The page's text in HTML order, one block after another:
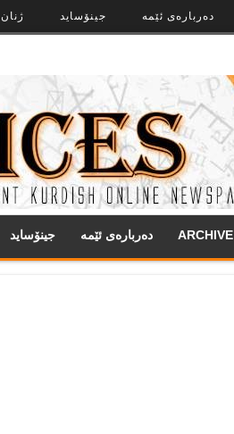
ژنان جینۆساید ده‌رباره‌ی ئێمه
جینۆساید ده‌رباره‌ی ئێمه ARCHIVE